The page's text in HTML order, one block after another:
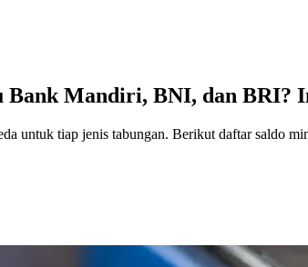
Mandiri, BNI, dan BRI?
untuk tiap jenis tabungan. Berikut daftar saldo